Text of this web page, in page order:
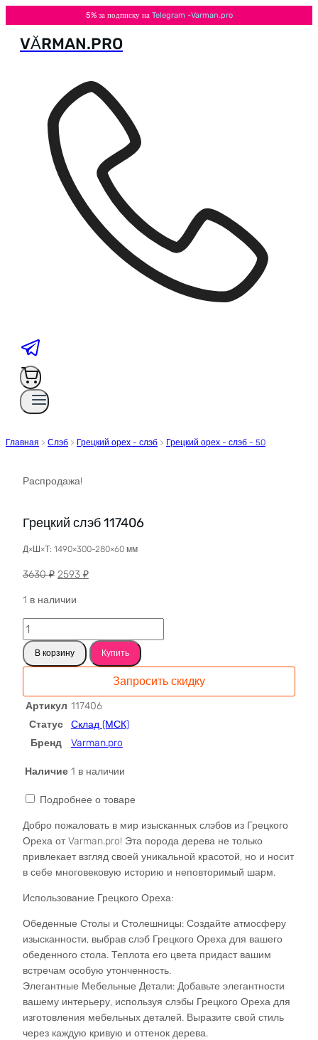
5% за подписку на Telegram -Varman.pro
Перейти
VӐRMAN.PRO
Главная > Слэб > Грецкий орех - слэб > Грецкий орех - слэб - 50
Распродажа!
Грецкий слэб 117406
Д×Ш×Т: 1490×300-280×60 мм
3630₽ Первоначальная
составляла
3630 ₽.
2593 ₽Текущая
1 в наличии
Количество
товара
Грецкий
слэб
В корзину Купить
Запросить скидку
Артикул 117406
Статус
Склад (МСК)
Бренд
Varman.pro
Наличие 1 в наличии
Подробнее о товаре
Добро пожаловать в мир изысканных слэбов из Грецкого
Ореха от Varman.pro! Эта порода дерева не только
привлекает взгляд своей уникальной красотой, но и носит
в себе многовековую историю и неповторимый шарм.
Использование Грецкого Ореха:
Обеденные Столы и Столешницы: Создайте атмосферу
изысканности, выбрав слэб Грецкого Ореха для вашего
обеденного стола. Теплота его цвета придаст вашим
встречам особую утонченность.
Элегантные Мебельные Детали: Добавьте элегантности
вашему интерьеру, используя слэбы Грецкого Ореха для
изготовления мебельных деталей. Выразите свой стиль
через каждую кривую и оттенок дерева.